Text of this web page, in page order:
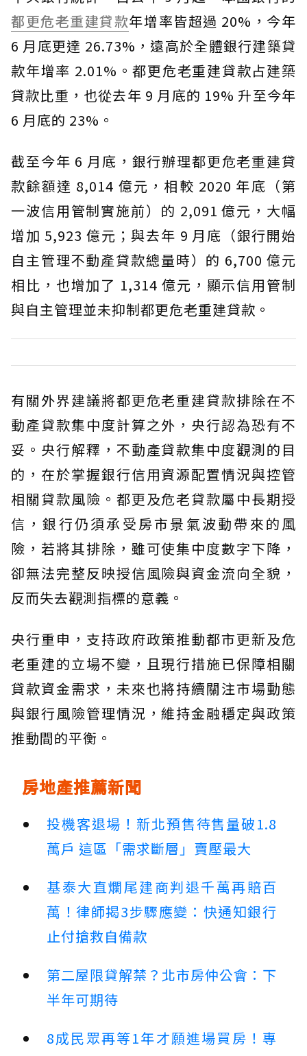
都更危老重建貸款年增率皆超過 20%，今年
6 月底更達 26.73%，遠高於全體銀行建築貸
款年增率 2.01%。都更危老重建貸款占建築
貸款比重，也從去年 9 月底的 19% 升至今年
6 月底的 23%。
截至今年 6 月底，銀行辦理都更危老重建貸
款餘額達 8,014 億元，相較 2020 年底（第
一波信用管制實施前）的 2,091 億元，大幅
增加 5,923 億元；與去年 9 月底（銀行開始
自主管理不動產貸款總量時）的 6,700 億元
相比，也增加了 1,314 億元，顯示信用管制
與自主管理並未抑制都更危老重建貸款。
有關外界建議將都更危老重建貸款排除在不
動產貸款集中度計算之外，央行認為恐有不
妥。央行解釋，不動產貸款集中度觀測的目
的，在於掌握銀行信用資源配置情況與控管
相關貸款風險。都更及危老貸款屬中長期授
信，銀行仍須承受房市景氣波動帶來的風
險，若將其排除，雖可使集中度數字下降，
卻無法完整反映授信風險與資金流向全貌，
反而失去觀測指標的意義。
央行重申，支持政府政策推動都市更新及危
老重建的立場不變，且現行措施已保障相關
貸款資金需求，未來也將持續關注市場動態
與銀行風險管理情況，維持金融穩定與政策
推動間的平衡。
房地產推薦新聞
投機客退場！新北預售待售量破1.8
萬戶 這區「需求斷層」賣壓最大
基泰大直爛尾建商判退千萬再賠百
萬！律師揭3步驟應變：快通知銀行
止付搶救自備款
第二屋限貸解禁？北市房仲公會：下
半年可期待
8成民眾再等1年才願進場買房！專